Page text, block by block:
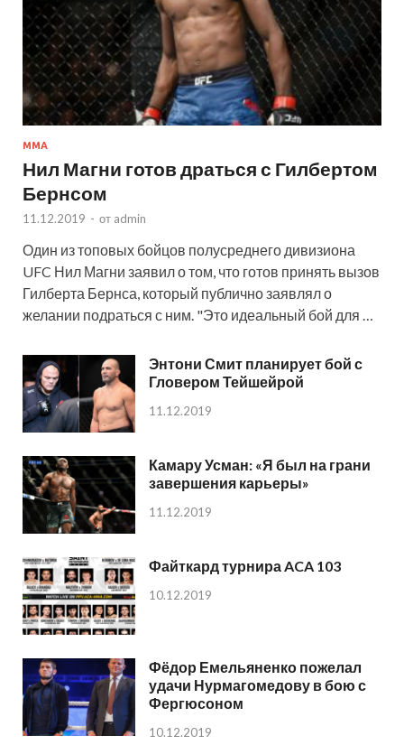
MMA
Нил Магни готов драться с Гилбертом
Бернсом
11.12.2019 - от admin
Один из топовых бойцов полусреднего дивизиона
UFC Нил Магни заявил о том, что готов принять вызов
Гилберта Бернса, который публично заявлял о
желании подраться с ним. "Это идеальный бой для …
Энтони Смит планирует бой с
Гловером Тейшейрой
11.12.2019
Камару Усман: «Я был на грани
завершения карьеры»
11.12.2019
Файткард турнира ACA 103
10.12.2019
Фёдор Емельяненко пожелал
удачи Нурмагомедову в бою с
Фергюсоном
10.12.2019